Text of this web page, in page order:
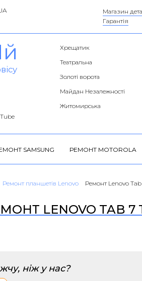
Магазин
Гарантія
Хрещатик
Театральна
Золоті ворота
Майдан Незалежності
Житомирська
SAMSUNG РЕМОНТ MOTOROLA
Ремонт планшетів Lenovo Ремонт Lenovo
LENOVO TAB
ніж у нас?